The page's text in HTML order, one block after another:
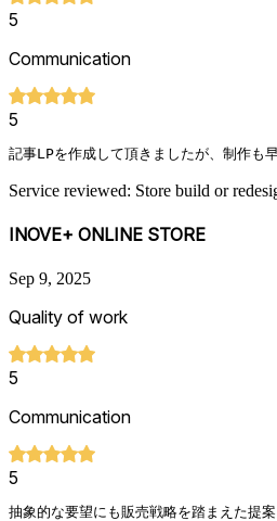
5
Communication
5
記事LPを作成して頂きましたが、制作も
Service reviewed: Store build or
INOVE+ ONLINE STORE
Sep 9, 2025
Quality of work
5
Communication
5
抽象的な要望にも販売戦略を踏まえた提